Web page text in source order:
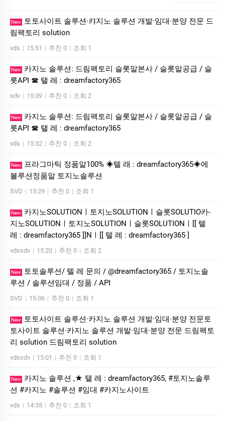
New
토­토사이트 솔루션·캬지노 솔루션 개발·임대·분양 전문 드
림팩토리 solution
vds | 15:51 | 추천 0 | 조회 1
New
카지노 솔루션: 드림팩토리 슬롯알본사 / 슬롯알공급 / 슬
롯API ☎ 탤 레 : dreamfactory365
sdv | 15:39 | 추천 0 | 조회 2
New
카지노 솔루션: 드림팩토리 슬롯알본사 / 슬롯알공급 / 슬
롯API ☎ 탤 레 : dreamfactory365
vds | 15:32 | 추천 0 | 조회 2
New
프라그마틱 정품알100% ◈텔 래 : dreamfactory365◈에
볼루션정품알 토지노솔루션
SVD | 15:29 | 추천 0 | 조회 1
New
카­지노SOLUTIONㅣ토지노SOLUTIONㅣ슬롯SOLUTIO카­
지노SOLUTIONㅣ토지노SOLUTIONㅣ슬롯SOLUTIONㅣ[[ 텔
레 : dreamfactory365 ]]Nㅣ[[ 텔 레 : dreamfactory365 ]
vdssdv | 15:20 | 추천 0 | 조회 2
New
토토솔루션/ 텔 레 문의 / @dreamfactory365 / 토지노솔
루션 / 솔루션임대 / 정품 / API
SVD | 15:06 | 추천 0 | 조회 1
New
토토사이트 솔루션·카지노 솔루션 개발·임대·분양 전문토
토사이트 솔루션·카지노 솔루션 개발·임대·분양 전문 드림팩토
리 solution 드림팩토리 solution
vdssdv | 15:01 | 추천 0 | 조회 1
New
카지노 솔루션 ,★ 탤 레 : dreamfactory365, #토지노솔루
션 #카지노 #솔루션 #임대 #카지노사이트
vds | 14:35 | 추천 0 | 조회 1